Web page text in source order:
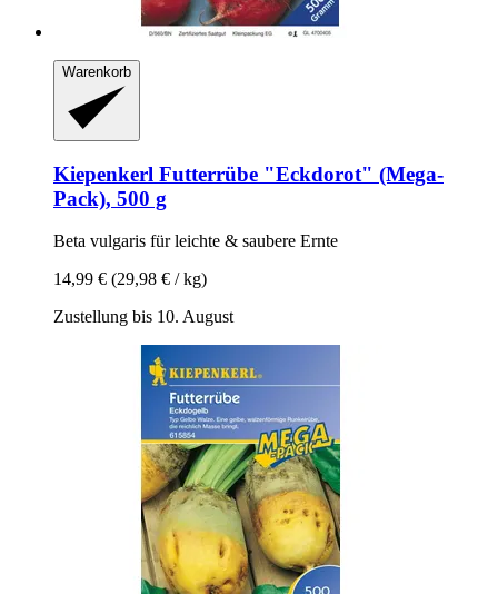
Warenkorb
Kiepenkerl Futterrübe "Eckdorot" (Mega-​
Pack), 500 g
Beta vulgaris für leichte & saubere Ernte
14,99 € (29,98 € / kg)
Zustellung bis 10. August